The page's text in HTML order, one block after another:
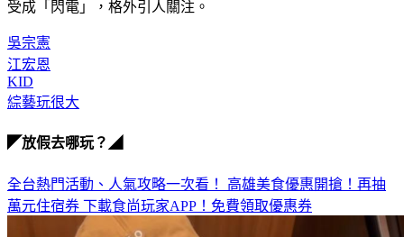
受成「閃電」，格外引人關注。
吳宗憲
江宏恩
KID
綜藝玩很大
◤放假去哪玩？◢
全台熱門活動、人氣攻略一次看！ 高雄美食優惠開搶！再抽
萬元住宿券 下載食尚玩家APP！免費領取優惠券